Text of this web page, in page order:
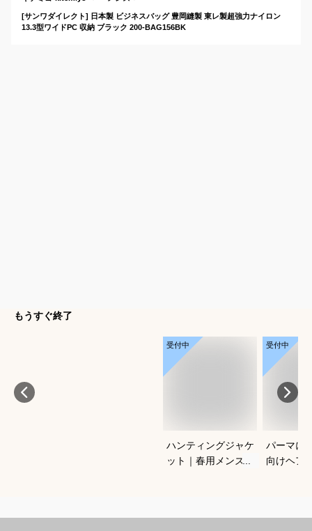
[サンワダイレクト] 日本製 ビジネスバッグ 豊岡縫製 東レ製超強力ナイロン
13.3型ワイドPC 収納 ブラック 200-BAG156BK
もうすぐ終了
受付中
ハンティングジャケ
ット｜春用メンズ向
受付中
パーマに
向けヘア